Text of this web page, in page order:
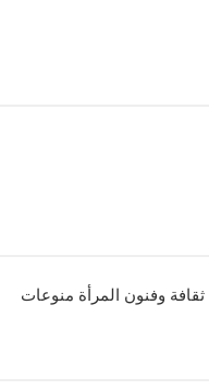
ثقافة وفنون المرأة منوعات